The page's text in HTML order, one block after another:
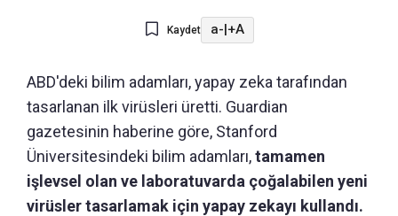
Kaydet a-|+A
ABD'deki bilim adamları, yapay zeka tarafından
tasarlanan ilk virüsleri üretti. Guardian
gazetesinin haberine göre, Stanford
Üniversitesindeki bilim adamları,tamamen
işlevsel olan ve laboratuvarda çoğalabilen yeni
virüsler tasarlamak için yapay zekayı kullandı.